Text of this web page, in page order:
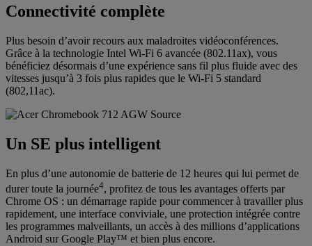
Connectivité complète
Plus besoin d’avoir recours aux maladroites vidéoconférences.
Grâce à la technologie Intel Wi-Fi 6 avancée (802.11ax), vous
bénéficiez désormais d’une expérience sans fil plus fluide avec des
vitesses jusqu’à 3 fois plus rapides que le Wi-Fi 5 standard
(802,11ac).
Un SE plus intelligent
En plus d’une autonomie de batterie de 12 heures qui lui permet de
durer toute la journée4, profitez de tous les avantages offerts par
Chrome OS : un démarrage rapide pour commencer à travailler plus
rapidement, une interface conviviale, une protection intégrée contre
les programmes malveillants, un accès à des millions d’applications
Android sur Google Play™ et bien plus encore.